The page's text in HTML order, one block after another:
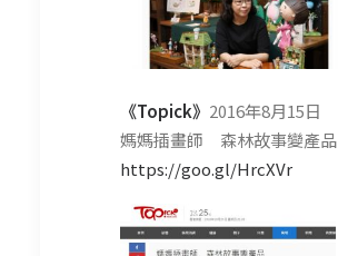
《Topick》 2016年8月15日
媽媽插畫師 森林故事變產品
https://goo.gl/HrcXVr